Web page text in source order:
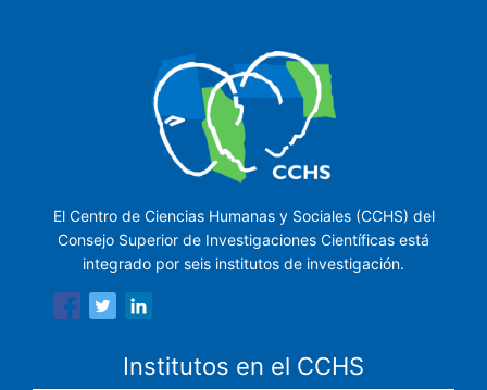
El Centro de Ciencias Humanas y Sociales (CCHS) del
Consejo Superior de Investigaciones Científicas está
integrado por seis institutos de investigación.
Institutos en el CCHS